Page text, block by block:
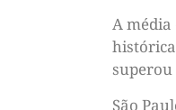
A
superou
São